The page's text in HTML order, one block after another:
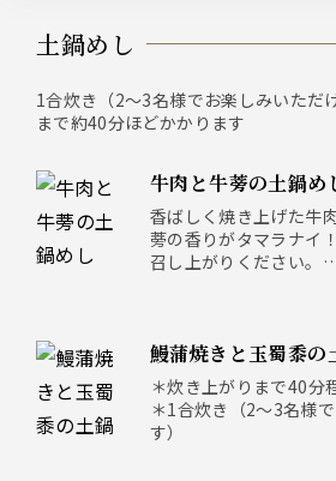
土鍋めし
1合炊き（2～3名様でお楽しみいただけます） 炊きあがり
まで約40分ほどかかります
牛肉と牛蒡の土鍋め
香ばしく焼き上げた牛
蒡の香りがタマラナイ
召し上がりください。
＊炊き上がりまで40
＊1合炊き（2～3名様
鰻蒲焼きと玉蜀黍
＊炊き上がりまで40分
＊1合炊き（2～3名様
す）